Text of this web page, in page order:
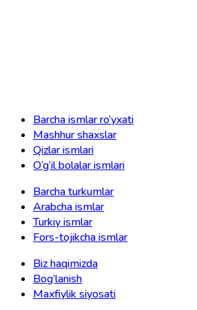
Barcha ismlar ro‘yxati
Mashhur shaxslar
Qizlar ismlari
O‘g‘il bolalar ismlari
Barcha turkumlar
Arabcha ismlar
Turkiy ismlar
Fors-tojikcha ismlar
Biz haqimizda
Bog‘lanish
Maxfiylik siyosati